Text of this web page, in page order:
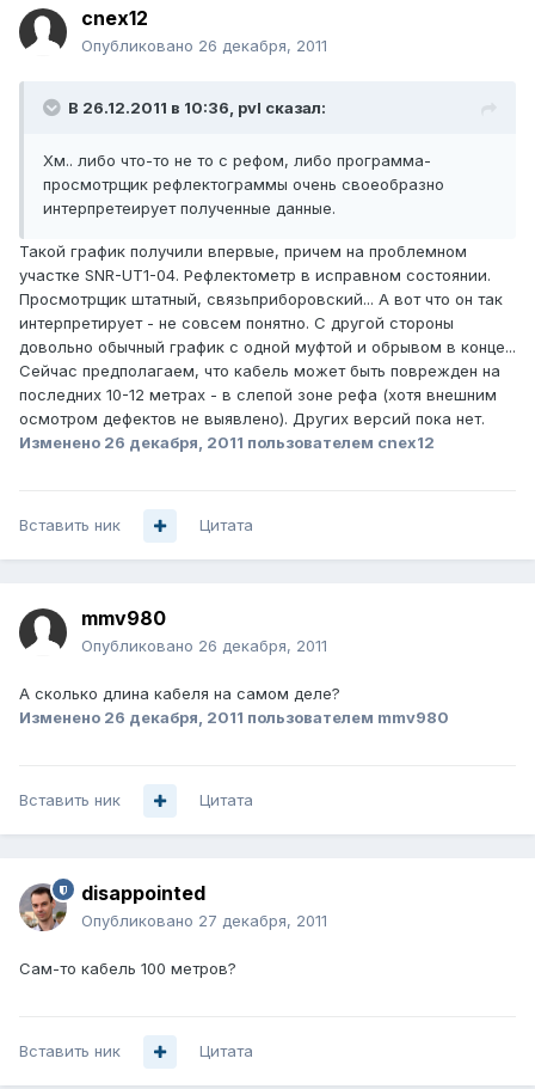
cnex12
Опубликовано 26 декабря, 2011
В 26.12.2011 в 10:36, pvl сказал:
Хм.. либо что-то не то с рефом, либо программа-
просмотрщик рефлектограммы очень своеобразно
интерпретеирует полученные данные.
Такой график получили впервые, причем на проблемном
участке SNR-UT1-04. Рефлектометр в исправном состоянии.
Просмотрщик штатный, связьприборовский... А вот что он так
интерпретирует - не совсем понятно. С другой стороны
довольно обычный график с одной муфтой и обрывом в конце...
Сейчас предполагаем, что кабель может быть поврежден на
последних 10-12 метрах - в слепой зоне рефа (хотя внешним
осмотром дефектов не выявлено). Других версий пока нет.
Изменено 26 декабря, 2011 пользователем cnex12
Вставить ник Цитата
mmv980
Опубликовано 26 декабря, 2011
А сколько длина кабеля на самом деле?
Изменено 26 декабря, 2011 пользователем mmv980
Вставить ник Цитата
disappointed
Опубликовано 27 декабря, 2011
Сам-то кабель 100 метров?
Вставить ник Цитата